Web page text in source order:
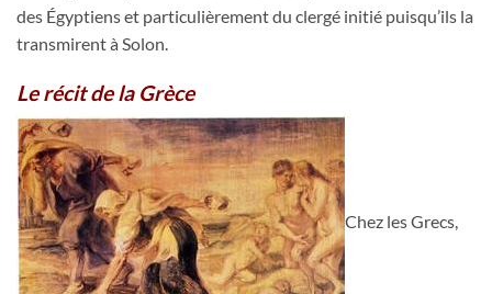
des Égyptiens et particulièrement du clergé initié puisqu’ils la
transmirent à Solon.
Le récit de la Grèce
Chez les Grecs,